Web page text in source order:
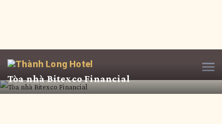
Tòa nhà Bitexco Financial